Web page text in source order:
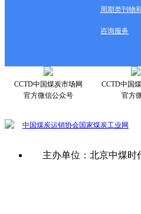
周期类刊物
咨询服务
CCTD中国煤炭市场网
官方微信公众号
CCTD中国
官方
中国煤炭运销协会国家煤炭工业网
主办单位：北京中煤